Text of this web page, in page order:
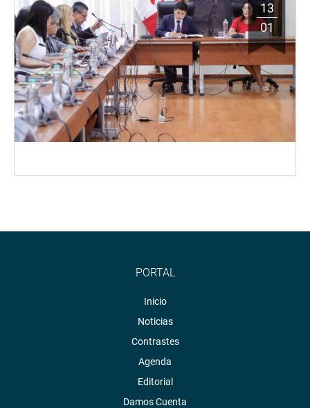
13
01
PORTAL
Inicio
Noticias
Contrastes
Agenda
Editorial
Damos Cuenta